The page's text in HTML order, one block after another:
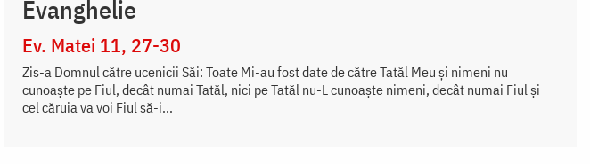
Evanghelie
Ev. Matei 11, 27-30
Zis-a Domnul către ucenicii Săi: Toate Mi-au fost date de către Tatăl Meu și nimeni nu
cunoaște pe Fiul, decât numai Tatăl, nici pe Tatăl nu-L cunoaște nimeni, decât numai Fiul și
cel căruia va voi Fiul să-i...